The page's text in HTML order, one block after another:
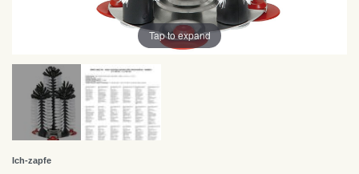
Tap to expand
Ich-zapfe